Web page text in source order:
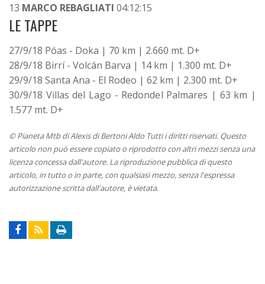
13 MARCO REBAGLIATI 04:12:15
LE TAPPE
27/9/18 Póas - Doka | 70 km | 2.660 mt. D+
28/9/18 Birrí - Volcán Barva | 14 km | 1.300 mt. D+
29/9/18 Santa Ana - El Rodeo | 62 km | 2.300 mt. D+
30/9/18 Villas del Lago - Redondel Palmares | 63 km |
1.577 mt. D+
© Pianeta Mtb di Alexis di Bertoni Aldo Tutti i diritti riservati. Questo
articolo non può essere copiato o riprodotto con altri mezzi senza una
licenza concessa dall'autore. La riproduzione pubblica di questo
articolo, in tutto o in parte, con qualsiasi mezzo, senza l'espressa
autorizzazione scritta dall'autore, è vietata.